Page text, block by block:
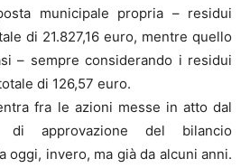
municipale propria – residui
di 21.827,16 euro, mentre quello
– sempre considerando i residui
di 126,57 euro.
fra le azioni messe in atto dal
approvazione del bilancio
oggi, invero, ma già da alcuni anni.